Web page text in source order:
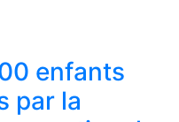
enfants
par la